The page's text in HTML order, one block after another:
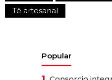
Té artesanal
Popular